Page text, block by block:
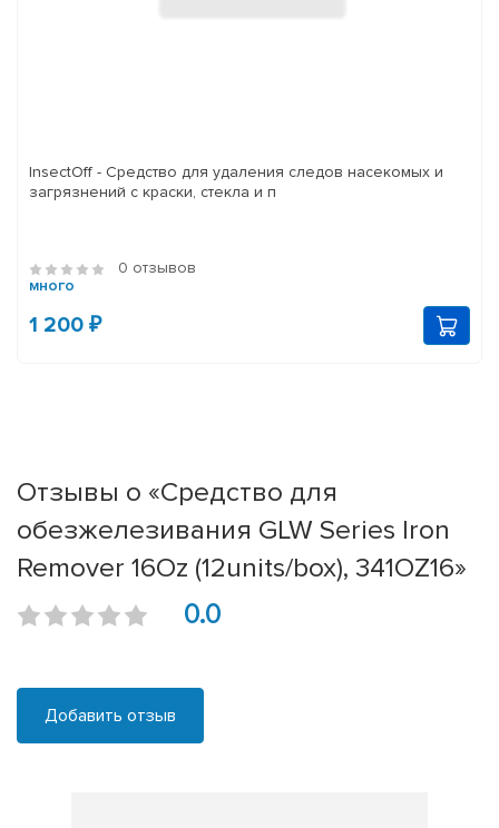
InsectOff - Средство для удаления следов насекомых и
загрязнений с краски, стекла и п
0 отзывов
много
1 200 ₽
Отзывы о «Средство для
обезжелезивания GLW Series Iron
Remover 16Oz (12units/box), 341OZ16»
0.0
Добавить отзыв